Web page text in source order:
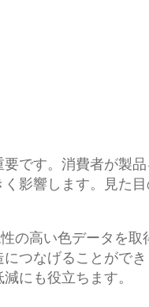
です。消費者が製
影響します。見た
の高い色データを取
つなげることができ
にも役立ちます。